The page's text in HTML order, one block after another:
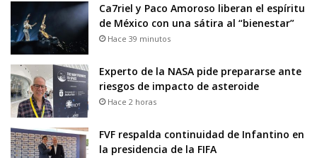
Ca7riel y Paco Amoroso liberan el espíritu
de México con una sátira al “bienestar”
Hace 39 minutos
Experto de la NASA pide prepararse ante
riesgos de impacto de asteroide
Hace 2 horas
FVF respalda continuidad de Infantino en
la presidencia de la FIFA